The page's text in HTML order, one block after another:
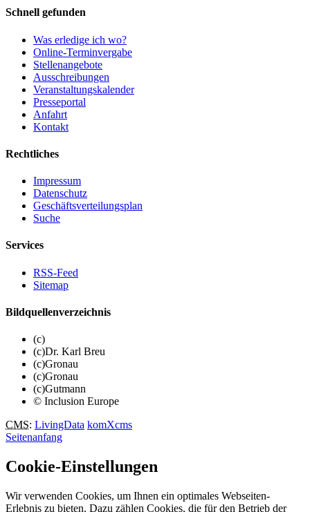
Schnell gefunden
Was erledige ich wo?
Online-Terminvergabe
Stellenangebote
Ausschreibungen
Veranstaltungskalender
Presseportal
Anfahrt
Kontakt
Rechtliches
Impressum
Datenschutz
Geschäftsverteilungsplan
Suche
Services
RSS-Feed
Sitemap
Bildquellenverzeichnis
(c)
(c)Dr. Karl Breu
(c)Gronau
(c)Gronau
(c)Gutmann
© Inclusion Europe
CMS: LivingData komXcms
Seitenanfang
Cookie-Einstellungen
Wir verwenden Cookies, um Ihnen ein optimales Webseiten-
Erlebnis zu bieten. Dazu zählen Cookies, die für den Betrieb der